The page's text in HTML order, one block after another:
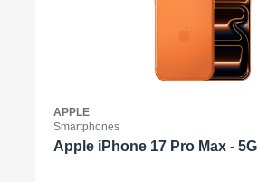
APPLE
Smartphones
Apple iPhone 17 Pro Max - 5G